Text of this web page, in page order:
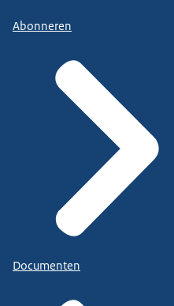
Abonneren
Documenten